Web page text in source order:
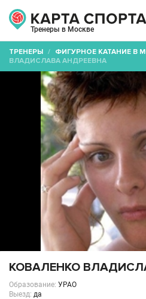
Тренеры в Москве
ТРЕНЕРЫ / ФИГУРНОЕ КАТАНИЕ В
ВЛАДИСЛАВА АНДРЕЕВНА
КОВАЛЕНКО
Образование: УРАО
Выезд: да